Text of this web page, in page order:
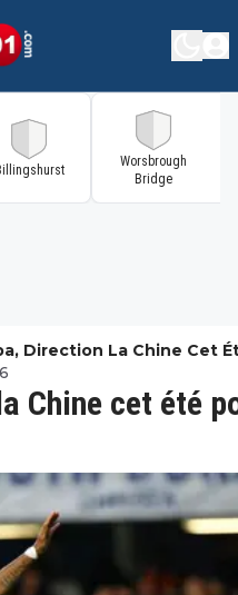
Worsbrough
Bridge
Direction La Chine Cet
ME Par Mois !
Chine cet été